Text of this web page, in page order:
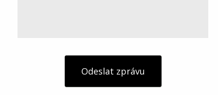
Odeslat zprávu